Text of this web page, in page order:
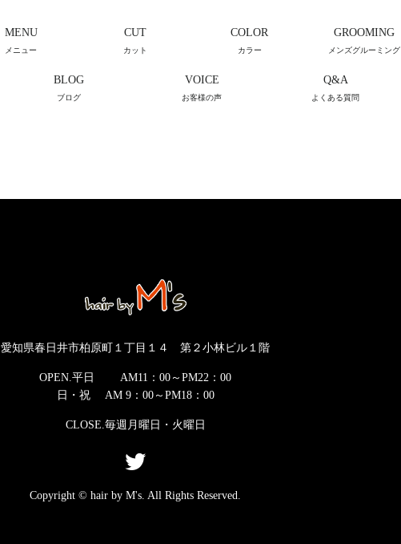
MENU
メニュー
CUT
カット
COLOR
カラー
GROOMING
メンズグルーミング
BLOG
ブログ
VOICE
お客様の声
Q&A
よくある質問
愛知県春日井市柏原町１丁目１４ 第２小林ビル１階
OPEN.平日 AM11：00～PM22：00
日・祝 AM 9：00～PM18：00
CLOSE.毎週月曜日・火曜日
Copyright © hair by M's. All Rights Reserved.